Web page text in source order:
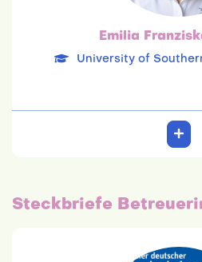
Emilia
University of
Steckbriefe
Konstantin